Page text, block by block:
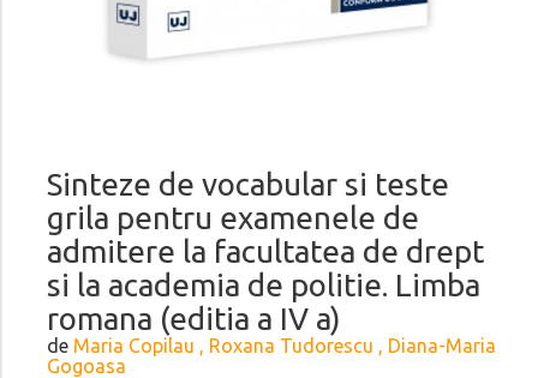
Sinteze de vocabular si teste
grila pentru examenele de
admitere la facultatea de drept
si la academia de politie. Limba
romana (editia a IV a)
de Maria Copilau , Roxana Tudorescu , Diana-Maria
Gogoasa